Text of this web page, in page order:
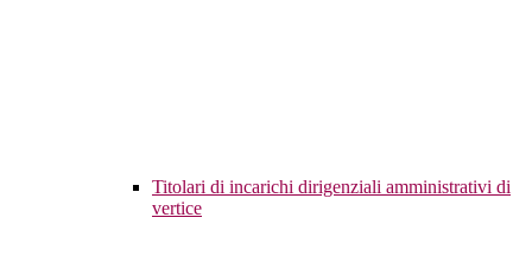
Titolari di incarichi dirigenziali amministrativi di
vertice